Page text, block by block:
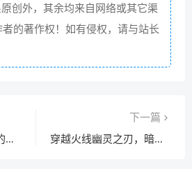
创外，其余均来自网络或其它渠
的著作权！如有侵权，请与站长
往后，在不确定时代的生存哲学
下一篇
穿越火线幽灵之刃，暗影中的杀戮艺术与战术革命